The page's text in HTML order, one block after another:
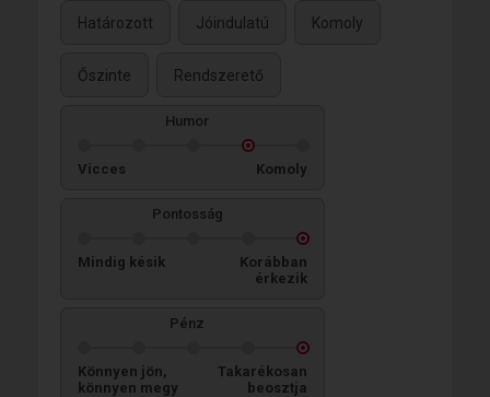
Határozott Jóindulatú Komoly
Őszinte Rendszerető
Humor
Vicces Komoly
Pontosság
Mindig késik
Korábban
érkezik
Pénz
Könnyen jön,
könnyen megy
Takarékosan
beosztja